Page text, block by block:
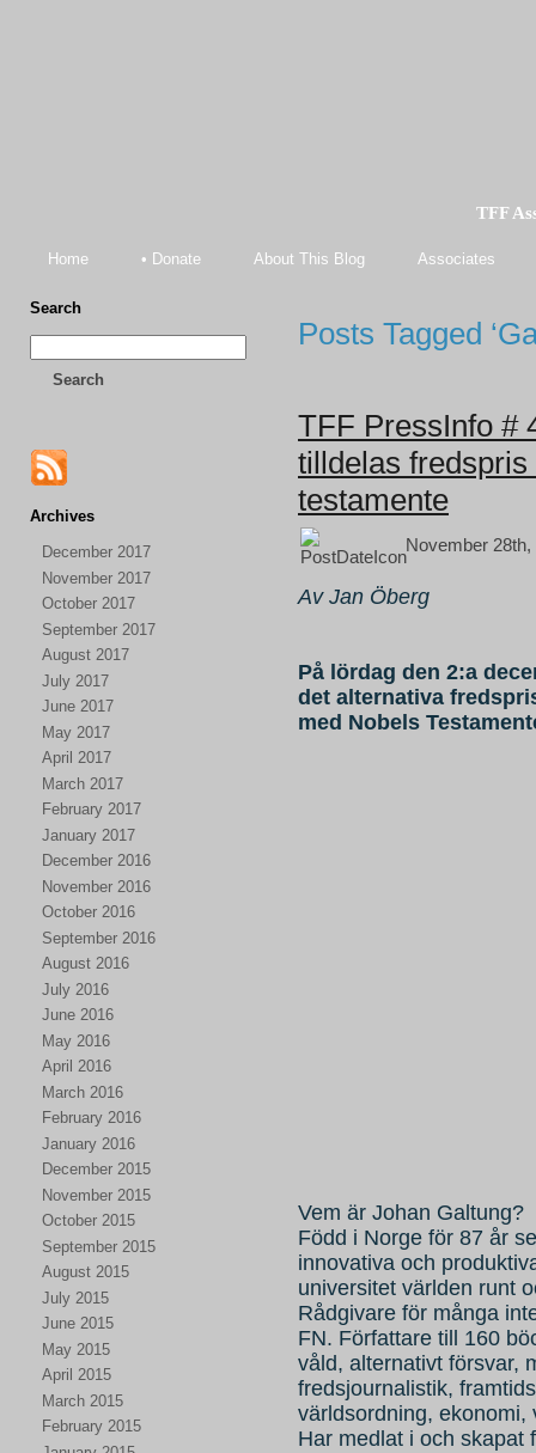
TFF
Home • Donate About This Blog Associates
Search
Search
Archives
December 2017
November 2017
October 2017
September 2017
August 2017
July 2017
June 2017
May 2017
April 2017
March 2017
February 2017
January 2017
December 2016
November 2016
October 2016
September 2016
August 2016
July 2016
June 2016
May 2016
April 2016
March 2016
February 2016
January 2016
December 2015
November 2015
October 2015
September 2015
August 2015
July 2015
June 2015
May 2015
April 2015
March 2015
February 2015
Posts Tagged
TFF PressInfo #
tilldelas
testamente
November
Av Jan Öberg
På lördag den 2:a
det alternativa
med Nobels
Vem är Johan Galtung?
Född i Norge för 87 år
innovativa och
universitet världen runt
Rådgivare för många
FN. Författare till 160
våld, alternativt försvar,
fredsjournalistik,
världsordning, ekonomi,
Har medlat i och skapat